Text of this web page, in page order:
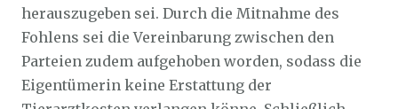
herauszugeben sei. Durch die Mitnahme des
Fohlens sei die Vereinbarung zwischen den
Parteien zudem aufgehoben worden, sodass die
Eigentümerin keine Erstattung der